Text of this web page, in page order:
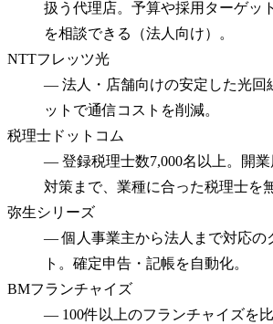
扱う代理店。予算や採用ターゲッ
を相談できる（法人向け）。
NTTフレッツ光
— 法人・店舗向けの安定した光回
ットで通信コストを削減。
税理士ドットコム
— 登録税理士数7,000名以上。開
対策まで、業種に合った税理士を
弥生シリーズ
—個人事業主から法人まで対応の
ト。確定申告・記帳を自動化。
BMフランチャイズ
— 100件以上のフランチャイズを